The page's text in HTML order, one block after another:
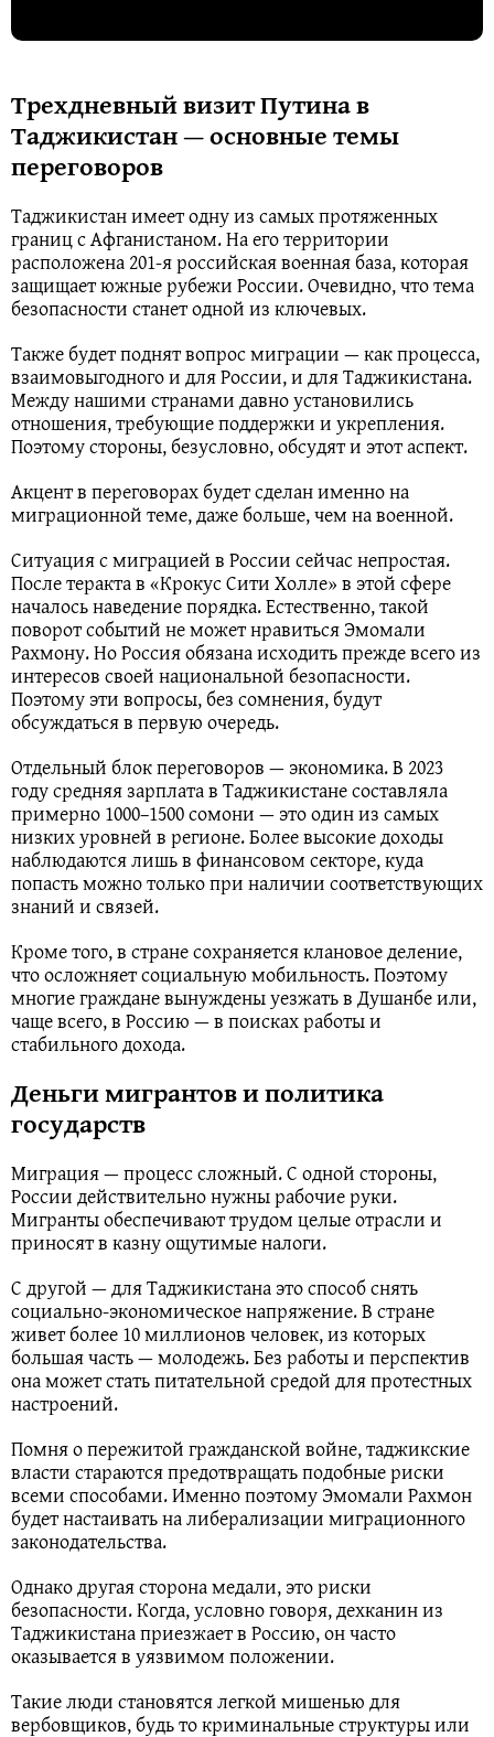
Трехдневный визит Путина в
Таджикистан — основные темы
переговоров
Таджикистан имеет одну из самых протяженных
границ с Афганистаном. На его территории
расположена 201-я российская военная база, которая
защищает южные рубежи России. Очевидно, что тема
безопасности станет одной из ключевых.
Также будет поднят вопрос миграции — как процесса,
взаимовыгодного и для России, и для Таджикистана.
Между нашими странами давно установились
отношения, требующие поддержки и укрепления.
Поэтому стороны, безусловно, обсудят и этот аспект.
Акцент в переговорах будет сделан именно на
миграционной теме, даже больше, чем на военной.
Ситуация с миграцией в России сейчас непростая.
После теракта в «Крокус Сити Холле» в этой сфере
началось наведение порядка. Естественно, такой
поворот событий не может нравиться Эмомали
Рахмону. Но Россия обязана исходить прежде всего из
интересов своей национальной безопасности.
Поэтому эти вопросы, без сомнения, будут
обсуждаться в первую очередь.
Отдельный блок переговоров — экономика. В 2023
году средняя зарплата в Таджикистане составляла
примерно 1000–1500 сомони — это один из самых
низких уровней в регионе. Более высокие доходы
наблюдаются лишь в финансовом секторе, куда
попасть можно только при наличии соответствующих
знаний и связей.
Кроме того, в стране сохраняется клановое деление,
что осложняет социальную мобильность. Поэтому
многие граждане вынуждены уезжать в Душанбе или,
чаще всего, в Россию — в поисках работы и
стабильного дохода.
Деньги мигрантов и политика
государств
Миграция — процесс сложный. С одной стороны,
России действительно нужны рабочие руки.
Мигранты обеспечивают трудом целые отрасли и
приносят в казну ощутимые налоги.
С другой — для Таджикистана это способ снять
социально-экономическое напряжение. В стране
живет более 10 миллионов человек, из которых
большая часть — молодежь. Без работы и перспектив
она может стать питательной средой для протестных
настроений.
Помня о пережитой гражданской войне, таджикские
власти стараются предотвращать подобные риски
всеми способами. Именно поэтому Эмомали Рахмон
будет настаивать на либерализации миграционного
законодательства.
Однако другая сторона медали, это риски
безопасности. Когда, условно говоря, дехканин из
Таджикистана приезжает в Россию, он часто
оказывается в уязвимом положении.
Такие люди становятся легкой мишенью для
вербовщиков, будь то криминальные структуры или